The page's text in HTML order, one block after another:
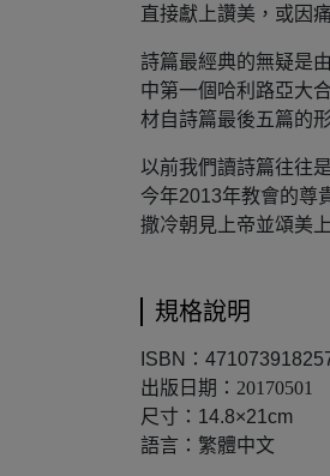
直接獻上讚美，或因
詩篇最經典的無疑是
中第一個哈利路亞大
材自詩篇最後五篇的
以前我們讀詩篇往往
今年2013年教會的尊
撒冷朝見上帝並頌美
規格說明
ISBN：
出版日期： 20170501
尺寸：14.8×21cm
語言：繁體中文